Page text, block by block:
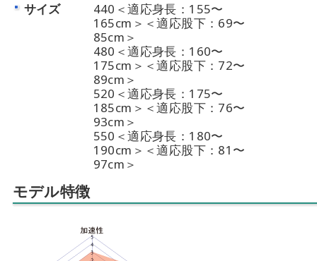
サイズ
440＜適応身長：155〜
165cm＞＜適応股下：69〜
85cm＞
480＜適応身長：160〜
175cm＞＜適応股下：72〜
89cm＞
520＜適応身長：175〜
185cm＞＜適応股下：76〜
93cm＞
550＜適応身長：180〜
190cm＞＜適応股下：81〜
97cm＞
モデル特徴